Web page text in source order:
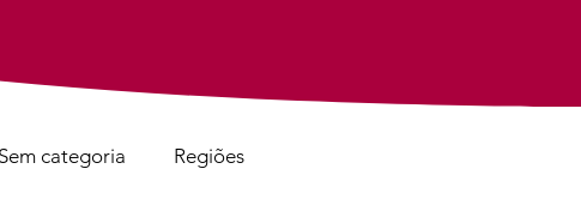
Sem categoria Regiões